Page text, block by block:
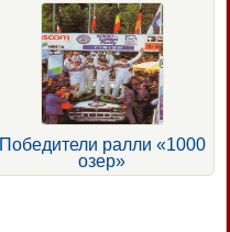
Победители ралли «1000
озер»